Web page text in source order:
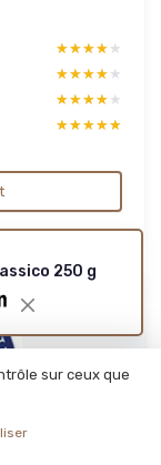
★★★★★
★★★★★
★★★★★
★★★★★
★★★★★
★★★★★
★★★★★
★★★★★
250 g
sur ceux que